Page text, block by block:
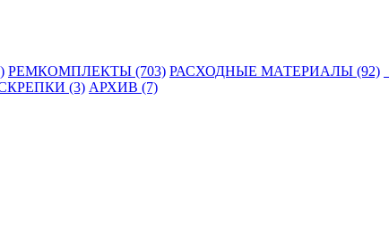
РЕМКОМПЛЕКТЫ (703) РАСХОДНЫЕ МАТЕРИАЛЫ (92)
(3) АРХИВ (7)